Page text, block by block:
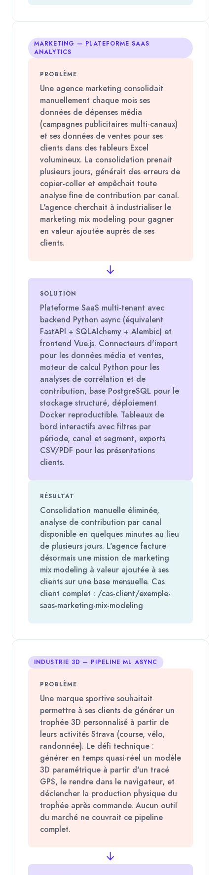
MARKETING — PLATEFORME SAAS
ANALYTICS
PROBLÈME
Une agence marketing consolidait
manuellement chaque mois ses
données de dépenses média
(campagnes publicitaires multi-canaux)
et ses données de ventes pour ses
clients dans des tableurs Excel
volumineux. La consolidation prenait
plusieurs jours, générait des erreurs de
copier-coller et empêchait toute
analyse fine de contribution par canal.
L'agence cherchait à industrialiser le
marketing mix modeling pour gagner
en valeur ajoutée auprès de ses
clients.
→
SOLUTION
Plateforme SaaS multi-tenant avec
backend Python async (équivalent
FastAPI + SQLAlchemy + Alembic) et
frontend Vue.js. Connecteurs d'import
pour les données média et ventes,
moteur de calcul Python pour les
analyses de corrélation et de
contribution, base PostgreSQL pour le
stockage structuré, déploiement
Docker reproductible. Tableaux de
bord interactifs avec filtres par
période, canal et segment, exports
CSV/PDF pour les présentations
clients.
RÉSULTAT
Consolidation manuelle éliminée,
analyse de contribution par canal
disponible en quelques minutes au lieu
de plusieurs jours. L'agence facture
désormais une mission de marketing
mix modeling à valeur ajoutée à ses
clients sur une base mensuelle. Cas
client complet : /cas-client/exemple-
saas-marketing-mix-modeling
INDUSTRIE 3D — PIPELINE ML ASYNC
PROBLÈME
Une marque sportive souhaitait
permettre à ses clients de générer un
trophée 3D personnalisé à partir de
leurs activités Strava (course, vélo,
randonnée). Le défi technique :
générer en temps quasi-réel un modèle
3D paramétrique à partir d'un tracé
GPS, le rendre dans le navigateur, et
déclencher la production physique du
trophée après commande. Aucun outil
du marché ne couvrait ce pipeline
complet.
→